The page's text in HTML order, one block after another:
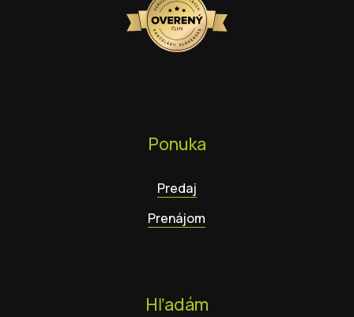
Ponuka
Predaj
Prenájom
Hľadám